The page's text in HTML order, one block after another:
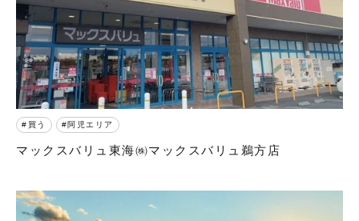
買う 阿児エリア
マックスバリュ東海㈱マックスバリュ鵜方店